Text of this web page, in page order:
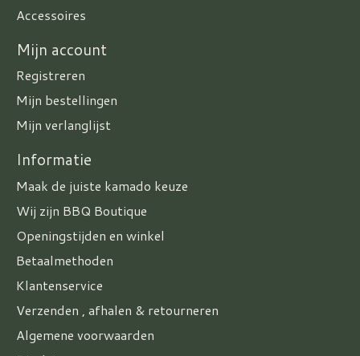
Accessoires
Mijn account
Registreren
Mijn bestellingen
Mijn verlanglijst
Informatie
Maak de juiste kamado keuze
Wij zijn BBQ Boutique
Openingstijden en winkel
Betaalmethoden
Klantenservice
Verzenden , afhalen & retourneren
Algemene voorwaarden